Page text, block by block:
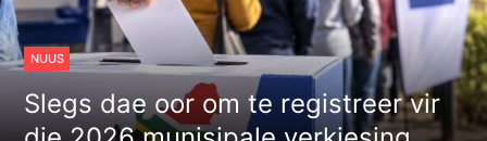
NUUS
Slegs dae oor om te registreer vir